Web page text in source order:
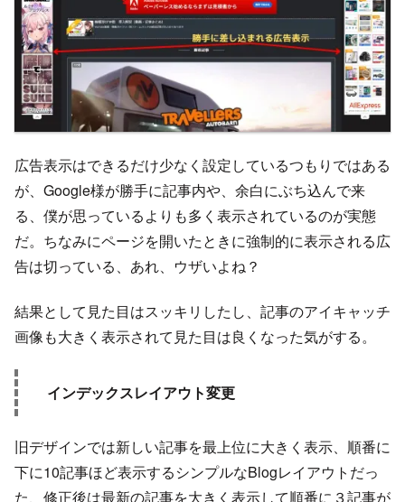
広告表示はできるだけ少なく設定しているつもりではある
が、Google様が勝手に記事内や、余白にぶち込んで来
る、僕が思っているよりも多く表示されているのが実態
だ。ちなみにページを開いたときに強制的に表示される広
告は切っている、あれ、ウザいよね？
結果として見た目はスッキリしたし、記事のアイキャッチ
画像も大きく表示されて見た目は良くなった気がする。
インデックスレイアウト変更
旧デザインでは新しい記事を最上位に大きく表示、順番に
下に10記事ほど表示するシンプルなBlogレイアウトだっ
た、修正後は最新の記事を大きく表示して順番に３記事が